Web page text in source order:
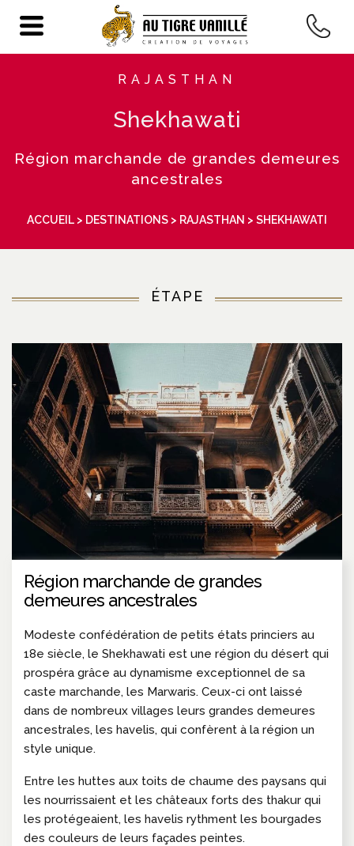
RAJASTHAN
Shekhawati
Région marchande de grandes demeures
ancestrales
ACCUEIL > DESTINATIONS > RAJASTHAN > SHEKHAWATI
ÉTAPE
Région marchande de grandes
demeures ancestrales
Modeste confédération de petits états princiers au
18e siècle, le Shekhawati est une région du désert qui
prospéra grâce au dynamisme exceptionnel de sa
caste marchande, les Marwaris. Ceux-ci ont laissé
dans de nombreux villages leurs grandes demeures
ancestrales, les havelis, qui confèrent à la région un
style unique.
Entre les huttes aux toits de chaume des paysans qui
les nourrissaient et les châteaux forts des thakur qui
les protégeaient, les havelis rythment les bourgades
des couleurs de leurs façades peintes.